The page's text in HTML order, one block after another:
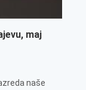
maj
naše